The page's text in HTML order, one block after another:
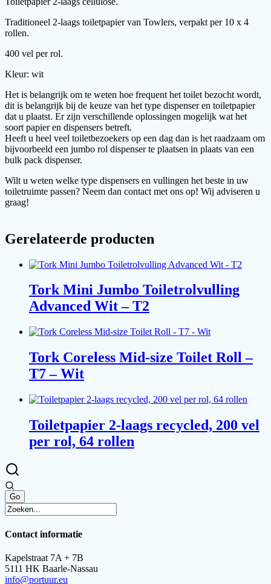
Traditioneel 2-laags toiletpapier van Towlers, verpakt per 10 x 4
rollen.
400 vel per rol.
Kleur: wit
Het is belangrijk om te weten hoe frequent het toilet bezocht wordt,
dit is belangrijk bij de keuze van het type dispenser en toiletpapier
dat u plaatst. Er zijn verschillende oplossingen mogelijk wat het
soort papier en dispensers betreft.
Heeft u heel veel toiletbezoekers op een dag dan is het raadzaam om
bijvoorbeeld een jumbo rol dispenser te plaatsen in plaats van een
bulk pack dispenser.
Wilt u weten welke type dispensers en vullingen het beste in uw
toiletruimte passen? Neem dan contact met ons op! Wij adviseren u
graag!
Gerelateerde producten
Tork Mini Jumbo Toiletrolvulling
Advanced Wit – T2
Tork Coreless Mid-size Toilet Roll –
T7 – Wit
Toiletpapier 2-laags recycled, 200 vel
per rol, 64 rollen
Contact informatie
Kapelstraat 7A + 7B
5111 HK Baarle-Nassau
info@portuur.eu